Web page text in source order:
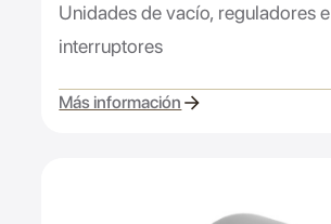
Unidades de vacío, reguladores e
interruptores
Más información